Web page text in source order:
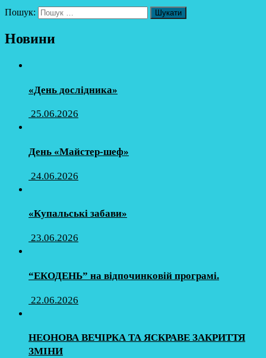
Пошук:
Новини
«День дослідника»
25.06.2026
День «Майстер-шеф»
24.06.2026
«Купальські забави»
23.06.2026
“ЕКОДЕНЬ” на відпочинковій програмі.
22.06.2026
НЕОНОВА ВЕЧІРКА ТА ЯСКРАВЕ ЗАКРИТТЯ
ЗМІНИ